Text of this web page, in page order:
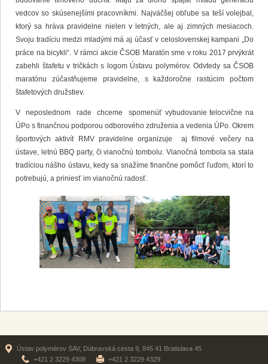
vedcov so skúsenejšími pracovníkmi. Najväčšej obľube sa teší volejbal,
ktorý sa hráva pravidelne nielen v letných, ale aj zimných mesiacoch.
Svoju tradíciu medzi mladými má aj účasť v celoslovenskej kampani „Do
práce na bicykli“. V rámci akcie ČSOB Maratón sme v roku 2017 prvýkrát
zabehli štafetu v tričkách s logom Ústavu polymérov. Odvtedy sa ČSOB
maratónu zúčastňujeme pravidelne, s každoročne rastúcim počtom
štafetových družstiev.
V neposlednom rade chceme spomenúť vybudovanie telocvične na
ÚPo s finančnou podporou odborového združenia a vedenia ÚPo. Okrem
športových aktivít RMV pravidelne organizuje aj filmové večery na
ústave, letnú BBQ party, či vianočnú tombolu. Vianočná tombola sa stala
tradíciou nášho ústavu, kedy sa snažíme finančne pomôcť ľuďom, ktorí to
potrebujú, a priniesť im vianočnú radosť.
Ústav polymérov SAV, Dúbravská cesta 9, 845 41 Bratislava 45
+421 2 3229 4308
+421 2 3229 4329